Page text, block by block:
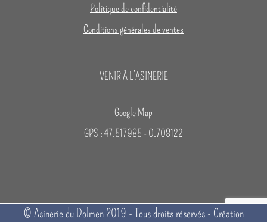
Politique de confidentialité
Conditions générales de ventes
VENIR À L’ASINERIE
Google Map
GPS : 47.517985 - 0.708122
© Asinerie du Dolmen 2019 - Tous droits réservés - Création